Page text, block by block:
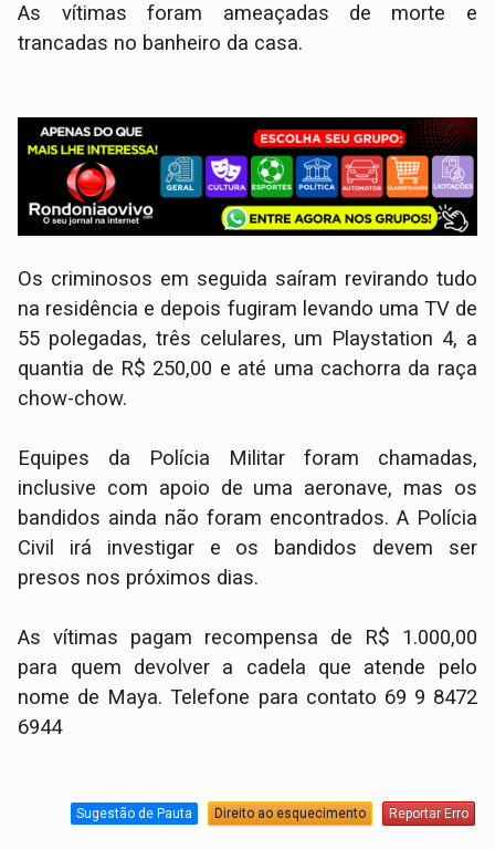
As vítimas foram ameaçadas de morte e
trancadas no banheiro da casa.
Os criminosos em seguida saíram revirando tudo
na residência e depois fugiram levando uma TV de
55 polegadas, três celulares, um Playstation 4, a
quantia de R$ 250,00 e até uma cachorra da raça
chow-chow.
Equipes da Polícia Militar foram chamadas,
inclusive com apoio de uma aeronave, mas os
bandidos ainda não foram encontrados. A Polícia
Civil irá investigar e os bandidos devem ser
presos nos próximos dias.
As vítimas pagam recompensa de R$ 1.000,00
para quem devolver a cadela que atende pelo
nome de Maya. Telefone para contato 69 9 8472
6944
Sugestão de Pauta Direito ao esquecimento Reportar Erro